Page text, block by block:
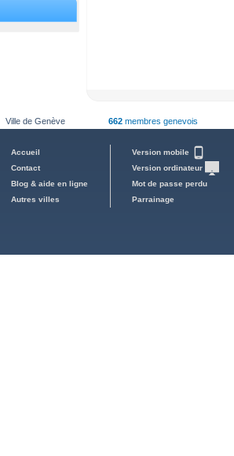
Ville de Genève 662 membres genevois
Accueil
Contact
Blog & aide en ligne
Autres villes
Version mobile
Version ordinateur
Mot de passe perdu
Parrainage